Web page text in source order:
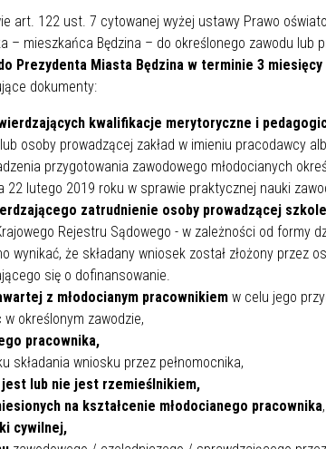
MŁODZIEŻOWA RADA MIASTA
BĘDZINA
AKCJA ŻYJ ZDROWO BEZ
ALKOHOLU
PRACA W WOJSKU JAKO
INFORMATYK – JAK ZOSTAĆ?
WYMAGANIA, ZAROBKI
URZĄD KNF - XV EDYCJA
KONKURSU O NAGRODĘ
PRZEWODNICZĄCEGO KOMISJI
NADZORU FINANSOWEGO ZA
PROGRAM WYRÓWNYWANIA
SZANS EDUKACYJNYCH DZIECI I
MŁODZIEŻY „PRZYJAZNA SZKOŁA”
W LATACH 2025-2027
art. 122 ust. 7 cytowanej wyżej ustawy Prawo
– mieszkańca Będzina – do określonego zawodu lub
Prezydenta Miasta Będzina w terminie 3
dokumenty:
kwalifikacje merytoryczne i
osoby prowadzącej zakład w imieniu pracodawcy
przygotowania zawodowego młodocianych
22 lutego 2019 roku w sprawie praktycznej nauki
zatrudnienie osoby prowadzącej
Rejestru Sądowego - w zależności od formy
wynikać, że składany wniosek został złożony przez
się o dofinansowanie.
z młodocianym pracownikiem w celu jego
określonym zawodzie,
pracownika,
składania wniosku przez pełnomocnika,
lub nie jest rzemieślnikiem,
na kształcenie młodocianego pracownika,
cywilnej,